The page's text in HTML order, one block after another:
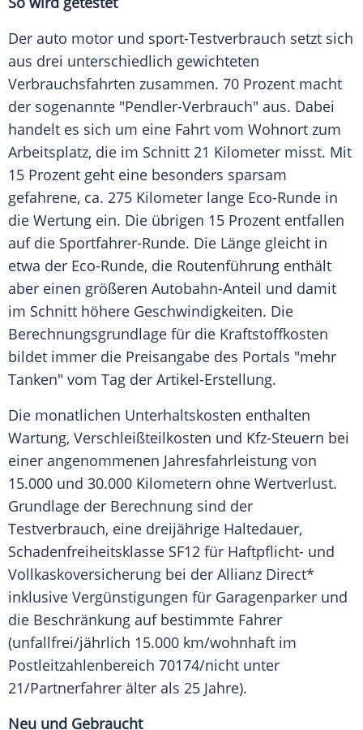
Der auto motor und sport-Testverbrauch setzt sich
aus drei unterschiedlich gewichteten
Verbrauchsfahrten zusammen. 70 Prozent macht
der sogenannte "Pendler-Verbrauch" aus. Dabei
handelt es sich um eine Fahrt vom Wohnort zum
Arbeitsplatz, die im Schnitt 21 Kilometer misst. Mit
15 Prozent geht eine besonders sparsam
gefahrene, ca. 275 Kilometer lange Eco-Runde in
die Wertung ein. Die übrigen 15 Prozent entfallen
auf die Sportfahrer-Runde. Die Länge gleicht in
etwa der Eco-Runde, die Routenführung enthält
aber einen größeren Autobahn-Anteil und damit
im Schnitt höhere Geschwindigkeiten. Die
Berechnungsgrundlage für die Kraftstoffkosten
bildet immer die Preisangabe des Portals "mehr
Tanken" vom Tag der Artikel-Erstellung.
Die monatlichen Unterhaltskosten enthalten
Wartung, Verschleißteilkosten und Kfz-Steuern bei
einer angenommenen Jahresfahrleistung von
15.000 und 30.000 Kilometern ohne Wertverlust.
Grundlage der Berechnung sind der
Testverbrauch, eine dreijährige Haltedauer,
Schadenfreiheitsklasse SF12 für Haftpﬂicht- und
Vollkaskoversicherung bei der Allianz Direct*
inklusive Vergünstigungen für Garagenparker und
die Beschränkung auf bestimmte Fahrer
(unfallfrei/jährlich 15.000 km/wohnhaft im
Postleitzahlenbereich 70174/nicht unter
21/Partnerfahrer älter als 25 Jahre).
Neu und Gebraucht